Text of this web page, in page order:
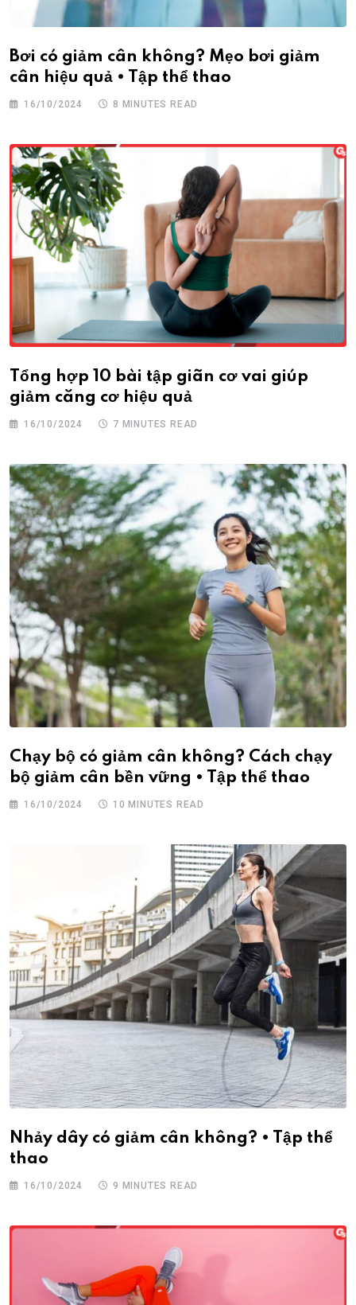
Bơi có giảm cân không? Mẹo bơi giảm
cân hiệu quả • Tập thể thao
16/10/2024 8 MINUTES READ
Tổng hợp 10 bài tập giãn cơ vai giúp
giảm căng cơ hiệu quả
16/10/2024 7 MINUTES READ
Chạy bộ có giảm cân không? Cách chạy
bộ giảm cân bền vững • Tập thể thao
16/10/2024 10 MINUTES READ
Nhảy dây có giảm cân không? • Tập thể
thao
16/10/2024 9 MINUTES READ